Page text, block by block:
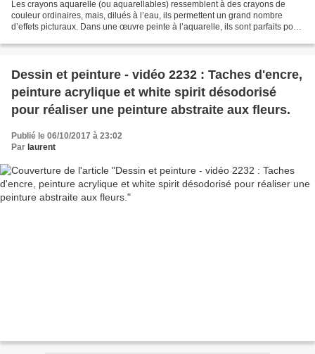
Les crayons aquarelle (ou aquarellables) ressemblent à des crayons de
couleur ordinaires, mais, dilués à l’eau, ils permettent un grand nombre
d’effets picturaux. Dans une œuvre peinte à l’aquarelle, ils sont parfaits pour
Dessin et peinture - vidéo 2232 : Taches d'encre,
peinture acrylique et white spirit désodorisé
pour réaliser une peinture abstraite aux fleurs.
Publié le 06/10/2017 à 23:02
Par laurent